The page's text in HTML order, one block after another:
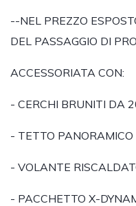
--NEL PREZZO
DEL PASSAGGIO DI
ACCESSORIATA CON:
- CERCHI BRUNITI DA
- TETTO PANORAMICO
- VOLANTE
- PACCHETTO X-